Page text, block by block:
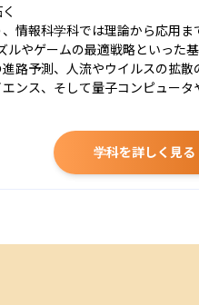
情報科学科では理論から応用
ルやゲームの最適戦略といった
路予測、人流やウイルスの拡
ンス、そして量子コンピュー
学科を詳しく見る